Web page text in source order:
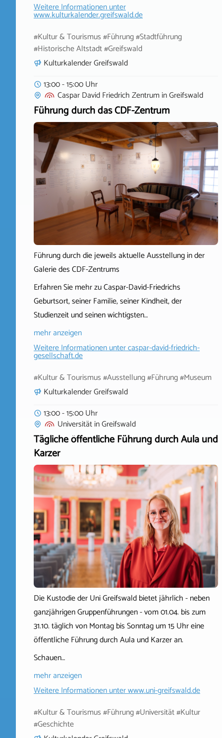
Weitere Informationen unter
www.kulturkalender.greifswald.de
#Kultur & Tourismus #Führung #Stadtführung
#Historische Altstadt #Greifswald
Kulturkalender Greifswald
13:00 - 15:00 Uhr
Caspar David Friedrich ZentruminGreifswald
Führung durch das CDF-Zentrum
Führung durch die jeweils aktuelle Ausstellung in der
Galerie des CDF-Zentrums
Erfahren Sie mehr zu Caspar-David-Friedrichs
Geburtsort, seiner Familie, seiner Kindheit, der
Studienzeit und seinen wichtigsten…
mehr anzeigen
Weitere Informationen untercaspar-david-friedrich-
gesellschaft.de
#Kultur & Tourismus #Ausstellung #Führung #Museum
Kulturkalender Greifswald
13:00 - 15:00 Uhr
UniversitätinGreifswald
Tägliche öffentliche Führung durch Aula und
Karzer
Die Kustodie der Uni Greifswald bietet jährlich - neben
ganzjährigen Gruppenführungen - vom 01.04. bis zum
31.10. täglich von Montag bis Sonntag um 15 Uhr eine
öffentliche Führung durch Aula und Karzer an.
Schauen…
mehr anzeigen
Weitere Informationen unterwww.uni-greifswald.de
#Kultur & Tourismus #Führung #Universität #Kultur
#Geschichte